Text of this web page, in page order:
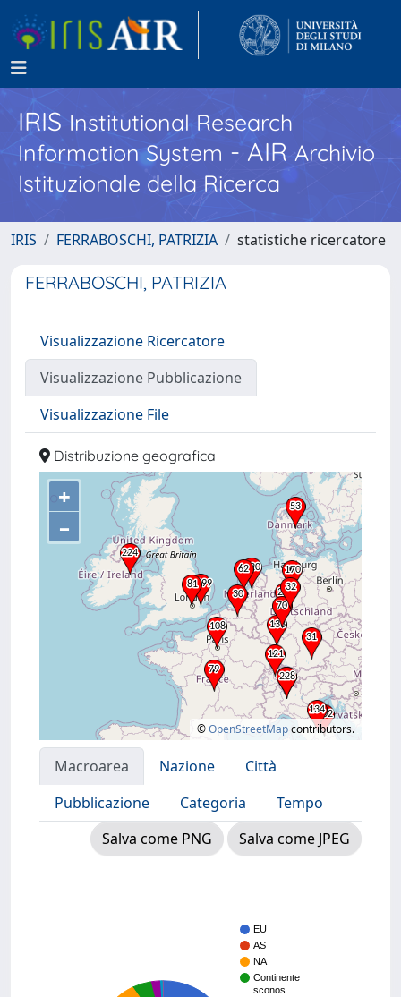
IRISInstitutional Research
Information System - AIR Archivio
Istituzionale della Ricerca
IRIS FERRABOSCHI, PATRIZIA statistiche ricercatore
FERRABOSCHI, PATRIZIA
Visualizzazione Ricercatore
Visualizzazione Pubblicazione
Visualizzazione File
Distribuzione geografica
+
–
©OpenStreetMapcontributors.
Macroarea Nazione
Città
Pubblicazione
Categoria
Tempo
Salva come PNG
Salva come JPEG
EU
AS
NA
Continente
sconos…